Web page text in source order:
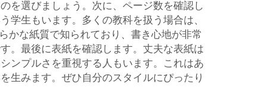
を選びましょう。次に、ページ数を確認し
学生もいます。多くの教科を扱う場合は、
かな紙質で知られており、書き心地が非常
。最後に表紙を確認します。丈夫な表紙は
ンプルさを重視する人もいます。これはあ
生みます。ぜひ自分のスタイルにぴったり